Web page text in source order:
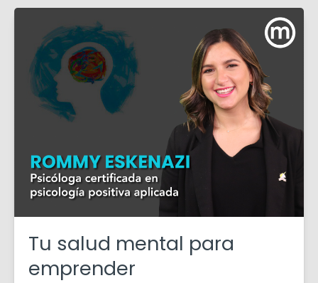
Tu salud mental para
emprender